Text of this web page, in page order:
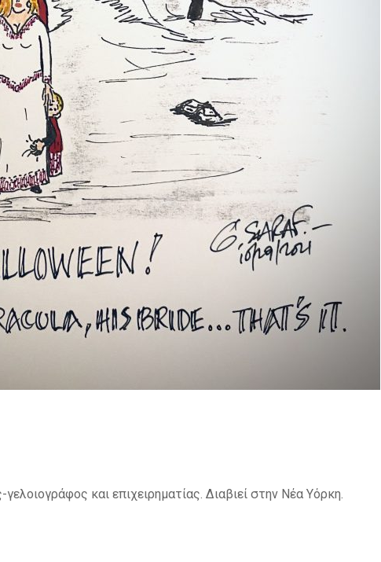
και επιχειρηματίας. Διαβιεί στην Νέα Υόρκη.